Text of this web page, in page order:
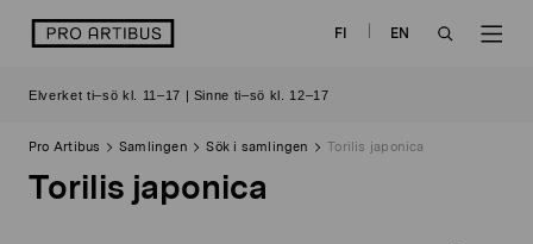
logo FI
EN
Elverket ti–sö kl. 11–17 | Sinne ti–sö kl. 12–17
Pro Artibus Samlingen Sök i samlingen Torilis japonica
Torilis japonica